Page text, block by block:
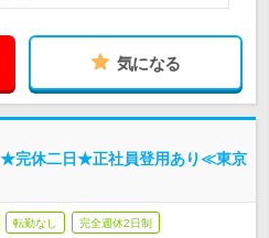
気になる
★完休二日★正社員登用あり≪東京
転勤なし 完全週休2日制